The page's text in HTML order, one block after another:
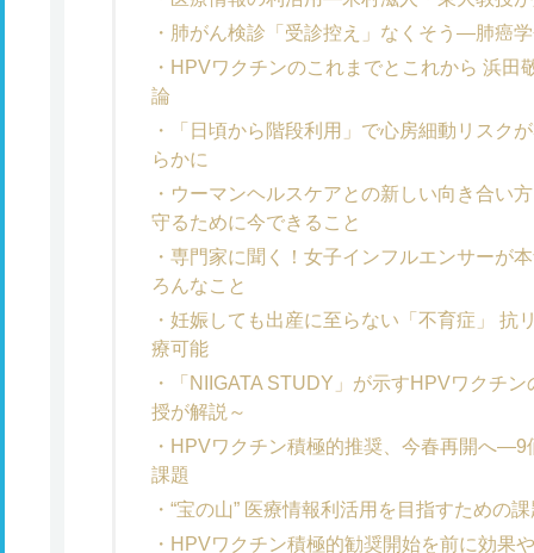
肺がん検診「受診控え」なくそう―肺癌
HPVワクチンのこれまでとこれから 浜田
論
「日頃から階段利用」で心房細動リスク
らかに
ウーマンヘルスケアとの新しい向き合い
守るために今できること
専門家に聞く！女子インフルエンサーが
ろんなこと
妊娠しても出産に至らない「不育症」 抗
療可能
「NIIGATA STUDY」が示すHPVワクチ
授が解説～
HPVワクチン積極的推奨、今春再開へ―9
課題
“宝の山” 医療情報利活用を目指すための
HPVワクチン積極的勧奨開始を前に効果